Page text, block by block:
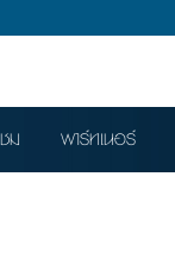
ม พาร์ทเนอร์